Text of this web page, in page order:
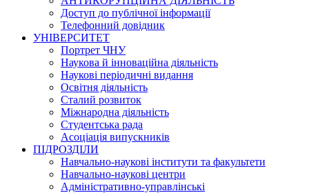
Доступ до публічної інформації
Телефонний довідник
УНІВЕРСИТЕТ
Портрет ЧНУ
Наукова й інноваційна діяльність
Наукові періодичні видання
Освітня діяльність
Сталий розвиток
Міжнародна діяльність
Студентська рада
Асоціація випускників
ПІДРОЗДІЛИ
Навчально-наукові інститути та факультети
Навчально-наукові центри
Адміністративно-управлінські